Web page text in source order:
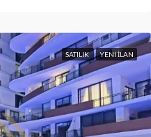
SATILIK YENI İLAN